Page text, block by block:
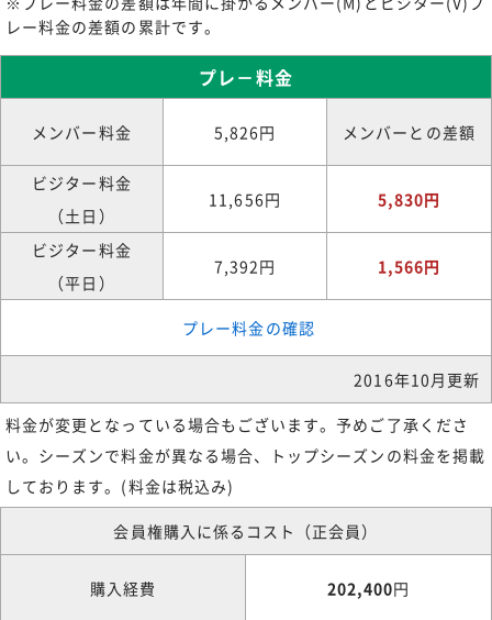
レー料金の差額の累計です。
プレ－料金
メンバー料金 5,826円 メンバーとの差額
ビジター料金
（土日）
11,656円 5,830円
ビジター料金
（平日）
7,392円 1,566円
プレー料金の確認
2016年10月更新
料金が変更となっている場合もございます。予めご了承くださ
い。シーズンで料金が異なる場合、トップシーズンの料金を掲載
しております。(料金は税込み)
会員権購入に係るコスト（正会員）
購入経費 202,400円